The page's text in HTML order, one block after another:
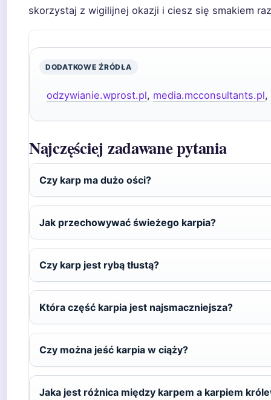
skorzystaj z wigilijnej okazji i ciesz się smakiem
DODATKOWE ŹRÓDŁA
odzywianie.wprost.pl, media.mcconsultants.pl,
Najczęściej zadawane pytania
Czy karp ma dużo ości?
Jak przechowywać świeżego karpia?
Czy karp jest rybą tłustą?
Która część karpia jest najsmaczniejsza?
Czy można jeść karpia w ciąży?
Jaka jest różnica między karpem a karpiem